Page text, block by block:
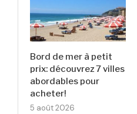
Bord de mer à petit
prix: découvrez 7 villes
abordables pour
acheter!
5 août 2026